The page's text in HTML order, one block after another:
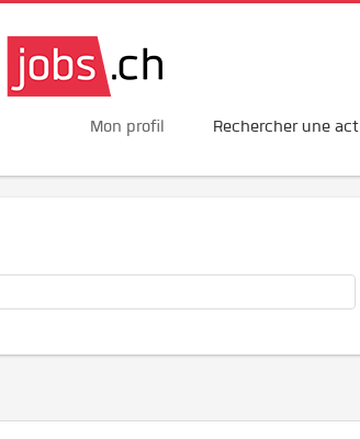
Mon profil Rechercher une